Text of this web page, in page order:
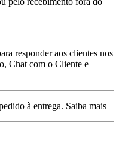
responder aos clientes nos
Chat com o Cliente e
à entrega. Saiba mais